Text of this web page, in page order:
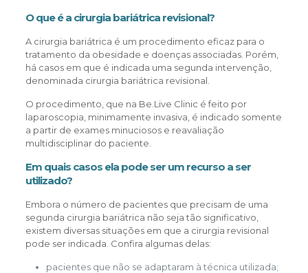
O que é a cirurgia bariátrica revisional?
A cirurgia bariátrica é um procedimento eficaz para o
tratamento da obesidade e doenças associadas. Porém,
há casos em que é indicada uma segunda intervenção,
denominada cirurgia bariátrica revisional.
O procedimento, que na Be.Live Clinic é feito por
laparoscopia, minimamente invasiva, é indicado somente
a partir de exames minuciosos e reavaliação
multidisciplinar do paciente.
Em quais casos ela pode ser um recurso a ser
utilizado?
Embora o número de pacientes que precisam de uma
segunda cirurgia bariátrica não seja tão significativo,
existem diversas situações em que a cirurgia revisional
pode ser indicada. Confira algumas delas:
pacientes que não se adaptaram à técnica utilizada;